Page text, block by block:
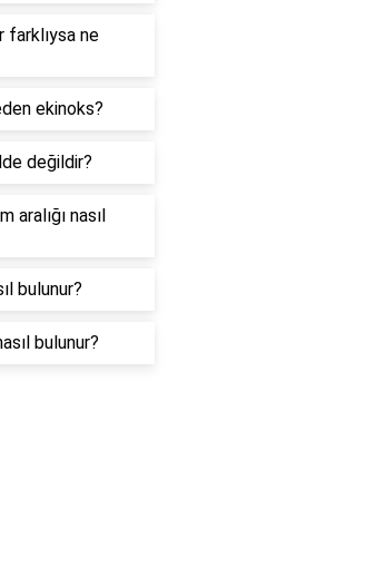
farklıysa ne
ekinoks?
değildir?
aralığı nasıl
bulunur?
bulunur?